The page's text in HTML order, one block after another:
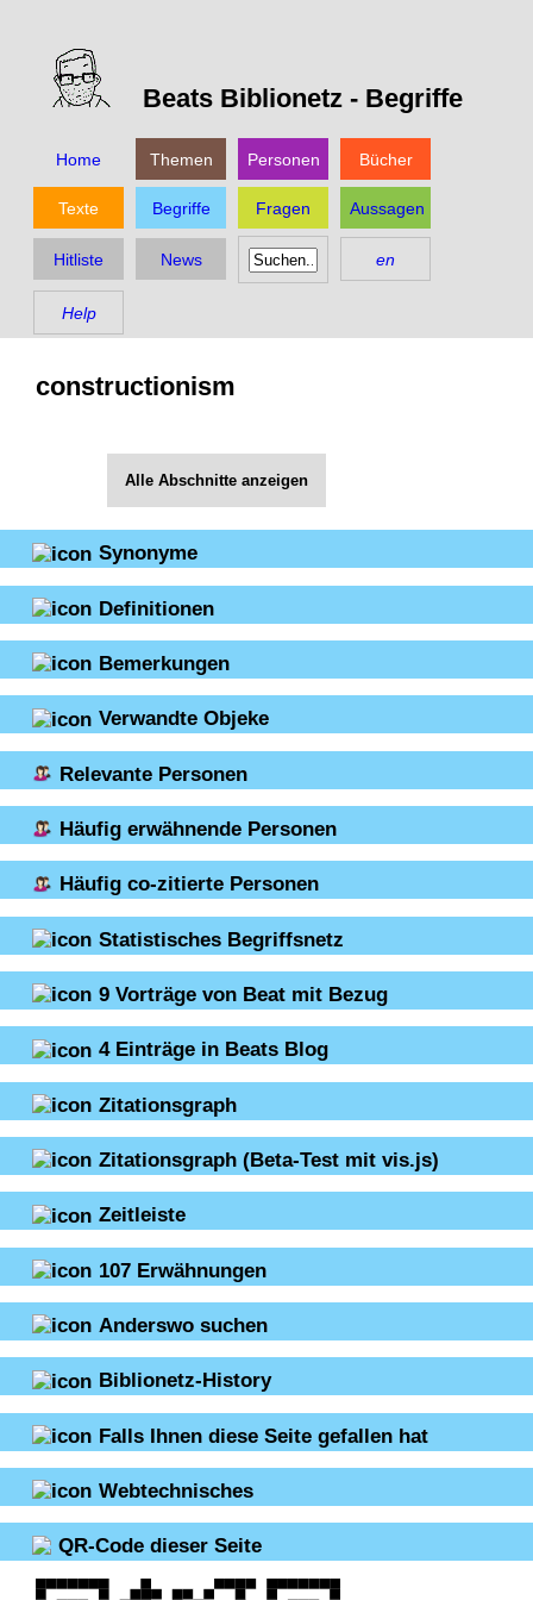
Beats Biblionetz - Begriffe
Home Themen Personen Bücher
Texte Begriffe Fragen Aussagen
Hitliste News en
Help
constructionism
Alle Abschnitte anzeigen
Synonyme
Definitionen
Bemerkungen
Verwandte Objeke
Relevante Personen
Häufig erwähnende Personen
Häufig co-zitierte Personen
Statistisches Begriffsnetz
9 Vorträge von Beat mit Bezug
4 Einträge in Beats Blog
Zitationsgraph
Zitationsgraph (Beta-Test mit vis.js)
Zeitleiste
107 Erwähnungen
Anderswo suchen
Biblionetz-History
Falls Ihnen diese Seite gefallen hat
Webtechnisches
QR-Code dieser Seite